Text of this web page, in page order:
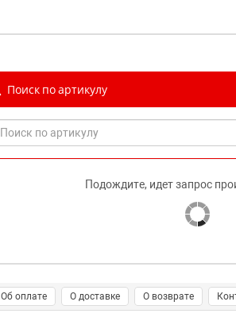
Поиск по артикулу
Подождите, идет запрос
Об оплате О доставке О возврате